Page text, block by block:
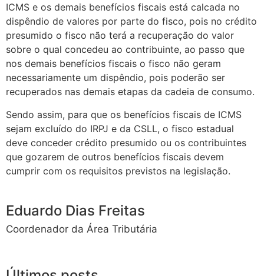
ICMS e os demais benefícios fiscais está calcada no
dispêndio de valores por parte do fisco, pois no crédito
presumido o fisco não terá a recuperação do valor
sobre o qual concedeu ao contribuinte, ao passo que
nos demais benefícios fiscais o fisco não geram
necessariamente um dispêndio, pois poderão ser
recuperados nas demais etapas da cadeia de consumo.
Sendo assim, para que os benefícios fiscais de ICMS
sejam excluído do IRPJ e da CSLL, o fisco estadual
deve conceder crédito presumido ou os contribuintes
que gozarem de outros benefícios fiscais devem
cumprir com os requisitos previstos na legislação.
Eduardo Dias Freitas
Coordenador da Área Tributária